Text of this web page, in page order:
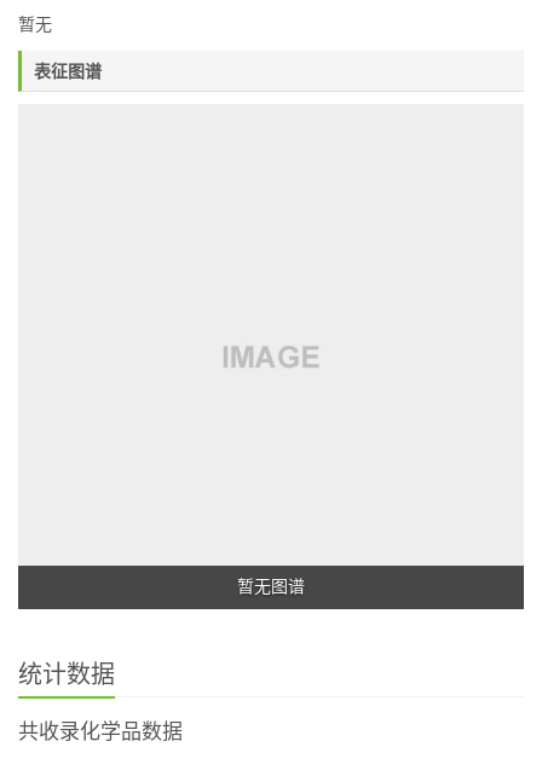
暂无
表征图谱
暂无图谱
统计数据
共收录化学品数据